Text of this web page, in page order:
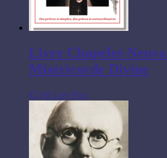
Livre Chapelet-
Miséricorde Divine
€5,00 Lire Plus